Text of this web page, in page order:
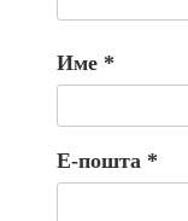
Име *
Е-пошта *